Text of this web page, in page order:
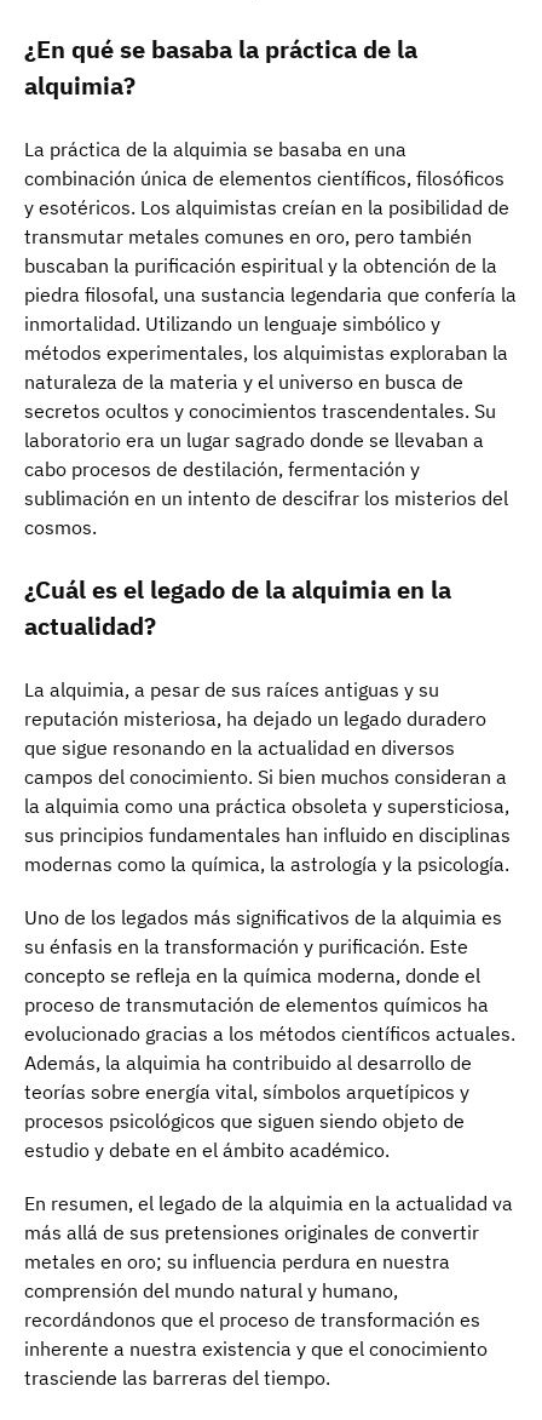
¿En qué se basaba la práctica de la
alquimia?
La práctica de la alquimia se basaba en una
combinación única de elementos científicos, filosóficos
y esotéricos. Los alquimistas creían en la posibilidad de
transmutar metales comunes en oro, pero también
buscaban la purificación espiritual y la obtención de la
piedra filosofal, una sustancia legendaria que confería la
inmortalidad. Utilizando un lenguaje simbólico y
métodos experimentales, los alquimistas exploraban la
naturaleza de la materia y el universo en busca de
secretos ocultos y conocimientos trascendentales. Su
laboratorio era un lugar sagrado donde se llevaban a
cabo procesos de destilación, fermentación y
sublimación en un intento de descifrar los misterios del
cosmos.
¿Cuál es el legado de la alquimia en la
actualidad?
La alquimia, a pesar de sus raíces antiguas y su
reputación misteriosa, ha dejado un legado duradero
que sigue resonando en la actualidad en diversos
campos del conocimiento. Si bien muchos consideran a
la alquimia como una práctica obsoleta y supersticiosa,
sus principios fundamentales han influido en disciplinas
modernas como la química, la astrología y la psicología.
Uno de los legados más significativos de la alquimia es
su énfasis en la transformación y purificación. Este
concepto se refleja en la química moderna, donde el
proceso de transmutación de elementos químicos ha
evolucionado gracias a los métodos científicos actuales.
Además, la alquimia ha contribuido al desarrollo de
teorías sobre energía vital, símbolos arquetípicos y
procesos psicológicos que siguen siendo objeto de
estudio y debate en el ámbito académico.
En resumen, el legado de la alquimia en la actualidad va
más allá de sus pretensiones originales de convertir
metales en oro; su influencia perdura en nuestra
comprensión del mundo natural y humano,
recordándonos que el proceso de transformación es
inherente a nuestra existencia y que el conocimiento
trasciende las barreras del tiempo.